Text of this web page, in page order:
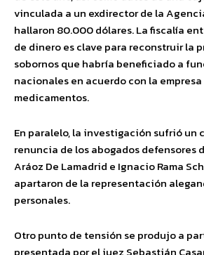
vinculada a un exdirector de la
hallaron 80.000 dólares. La fiscalía
de dinero es clave para reconstruir la
sobornos que habría beneficiado a
nacionales en acuerdo con la
medicamentos.
En paralelo, la investigación sufrió un
renuncia de los abogados defensores
Aráoz De Lamadrid e Ignacio Rama
apartaron de la representación
personales.
Otro punto de tensión se produjo a
presentada por el juez Sebastián